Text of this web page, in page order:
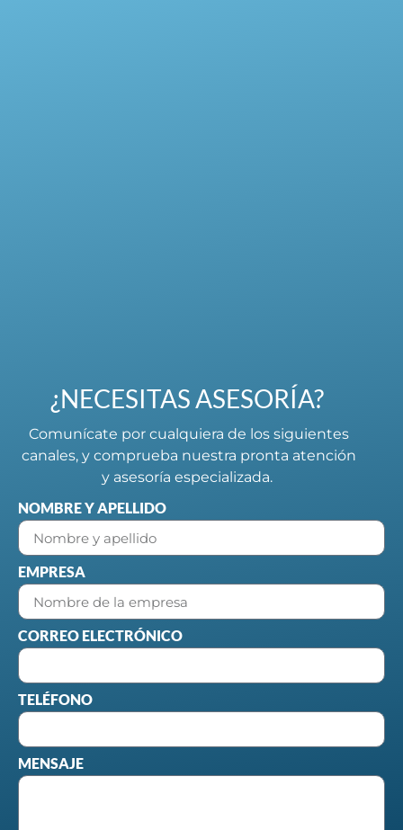
¿NECESITAS ASESORÍA?
Comunícate por cualquiera de los siguientes
canales, y comprueba nuestra pronta atención
y asesoría especializada.
NOMBRE Y APELLIDO
EMPRESA
CORREO ELECTRÓNICO
TELÉFONO
MENSAJE